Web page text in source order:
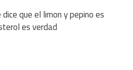
que el limon y pepino es
es verdad